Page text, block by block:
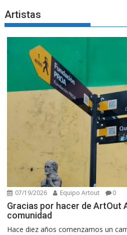
Artistas
07/19/2026 Equipo Artout 0
Gracias por hacer de ArtOut
comunidad
Hace diez años comenzamos un